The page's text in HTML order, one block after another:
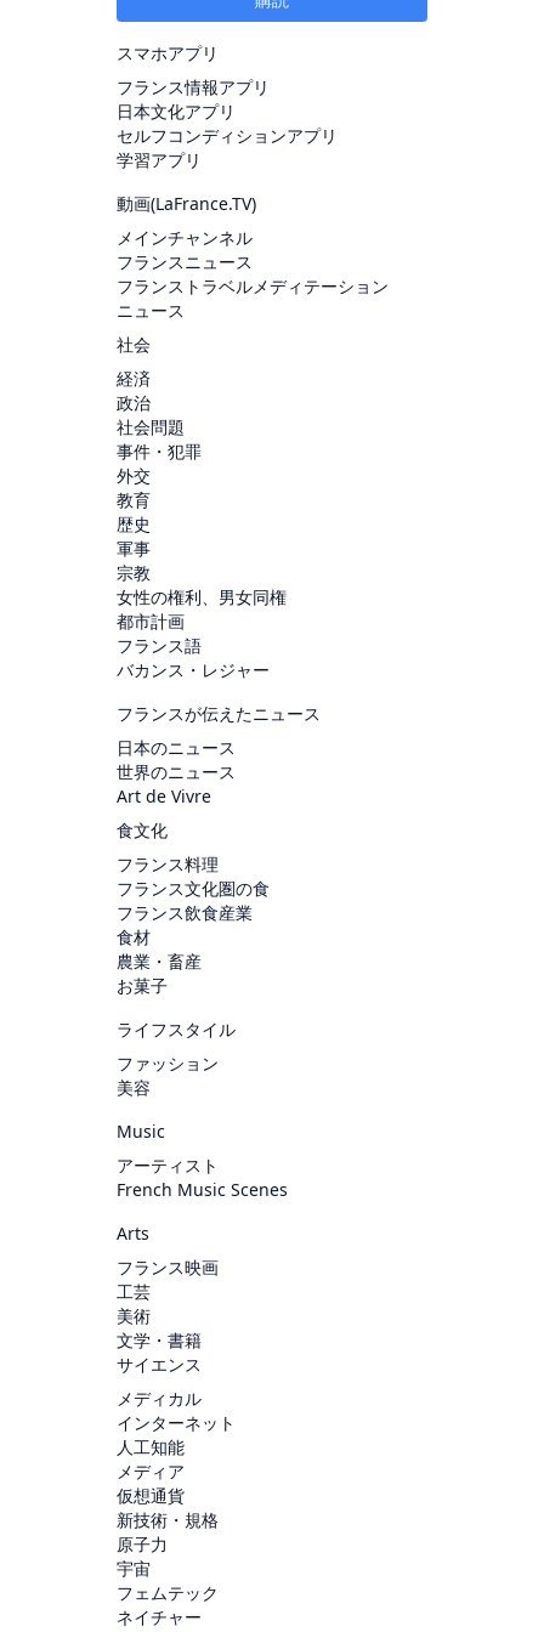
スマホアプリ
フランス情報アプリ
日本文化アプリ
セルフコンディションアプリ
学習アプリ
動画(LaFrance.TV)
メインチャンネル
フランスニュース
フランストラベルメディテーション
ニュース
社会
経済
政治
社会問題
事件・犯罪
外交
教育
歴史
軍事
宗教
女性の権利、男女同権
都市計画
フランス語
バカンス・レジャー
フランスが伝えたニュース
日本のニュース
世界のニュース
Art de Vivre
食文化
フランス料理
フランス文化圏の食
フランス飲食産業
食材
農業・畜産
お菓子
ライフスタイル
ファッション
美容
Music
アーティスト
French Music Scenes
Arts
フランス映画
工芸
美術
文学・書籍
サイエンス
メディカル
インターネット
人工知能
メディア
仮想通貨
新技術・規格
原子力
宇宙
フェムテック
ネイチャー